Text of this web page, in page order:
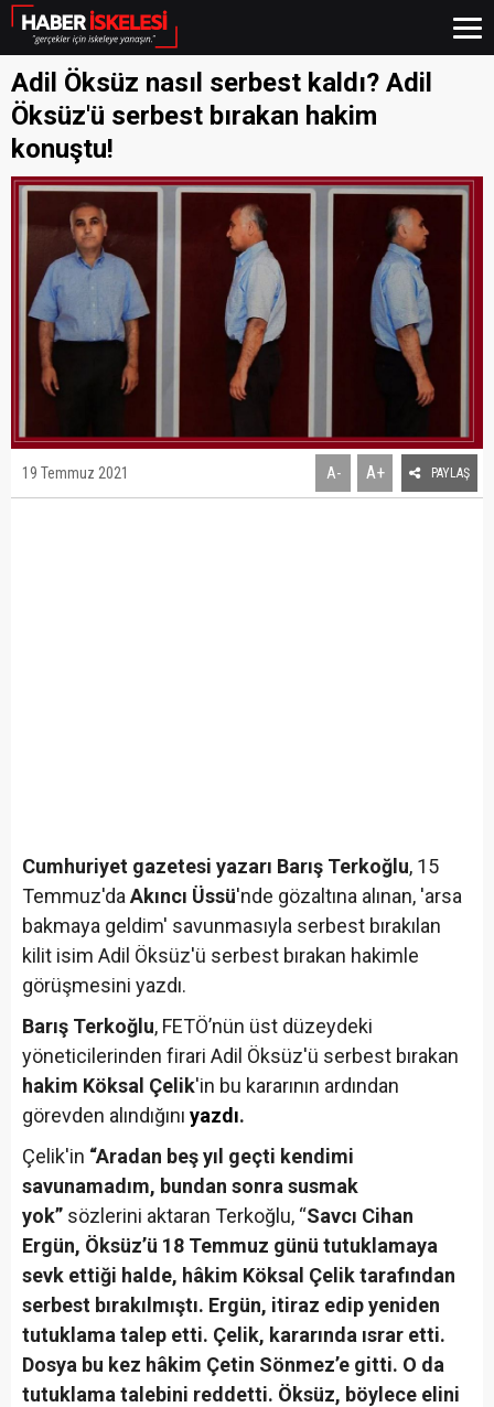
Adil Öksüz nasıl serbest kaldı? Adil
Öksüz'ü serbest bırakan hakim
konuştu!
19 Temmuz 2021 A- A+ PAYLAŞ
Cumhuriyet gazetesi yazarı Barış Terkoğlu, 15
Temmuz'da Akıncı Üssü'nde gözaltına alınan, 'arsa
bakmaya geldim' savunmasıyla serbest bırakılan
kilit isim Adil Öksüz'ü serbest bırakan hakimle
görüşmesini yazdı.
Barış Terkoğlu, FETÖ’nün üst düzeydeki
yöneticilerinden firari Adil Öksüz'ü serbest bırakan
hakim Köksal Çelik'in bu kararının ardından
görevden alındığını yazdı.
Çelik'in “Aradan beş yıl geçti kendimi
savunamadım, bundan sonra susmak
yok” sözlerini aktaran Terkoğlu, “Savcı Cihan
Ergün, Öksüz’ü 18 Temmuz günü tutuklamaya
sevk ettiği halde, hâkim Köksal Çelik tarafından
serbest bırakılmıştı. Ergün, itiraz edip yeniden
tutuklama talep etti. Çelik, kararında ısrar etti.
Dosya bu kez hâkim Çetin Sönmez’e gitti. O da
tutuklama talebini reddetti. Öksüz, böylece elini